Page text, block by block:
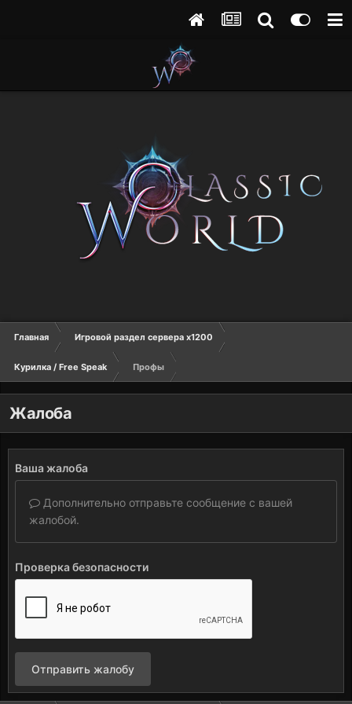
Главная Игровой раздел сервера х1200
Курилка / Free Speak Профы
Жалоба
Ваша жалоба
Дополнительно отправьте сообщение с вашей
жалобой.
Проверка безопасности
Отправить жалобу